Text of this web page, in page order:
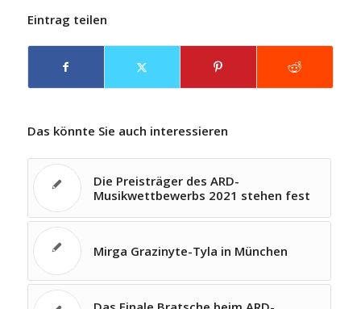
Eintrag teilen
Das könnte Sie auch interessieren
Die Preisträger des ARD-
Musikwettbewerbs 2021 stehen fest
Mirga Grazinyte-Tyla in München